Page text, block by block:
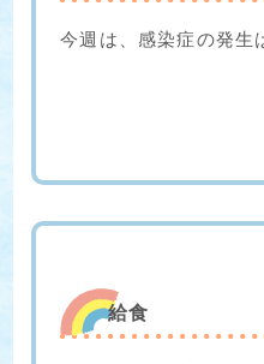
今週は、感染症の発生
給食